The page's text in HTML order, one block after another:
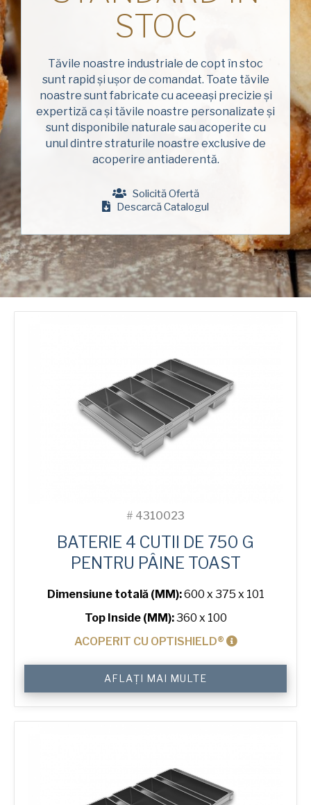
American Pan
Chicago Metallic
Pan GLO
Synova
Turbel
STOC
Tăvile noastre industriale de copt în stoc
sunt rapid și ușor de comandat. Toate tăvile
noastre sunt fabricate cu aceeași precizie și
expertiză ca și tăvile noastre personalizate și
sunt disponibile naturale sau acoperite cu
unul dintre straturile noastre exclusive de
acoperire antiaderentă.
Solicită Ofertă
Descarcă Catalogul
# 4310023
BATERIE 4 CUTII DE 750 G
PENTRU PÂINE TOAST
Dimensiune totală (MM):600 x 375 x 101
Top Inside (MM):360 x 100
ACOPERIT CU OPTISHIELD®
g
Toast
4-
AFLAȚI MAI MULTE
(Required)
Telefon
Adresa
mail
Țară
Consent
(Required)
Da, am citit și am înțelesPolitica de
confidențialitatea American Pan.